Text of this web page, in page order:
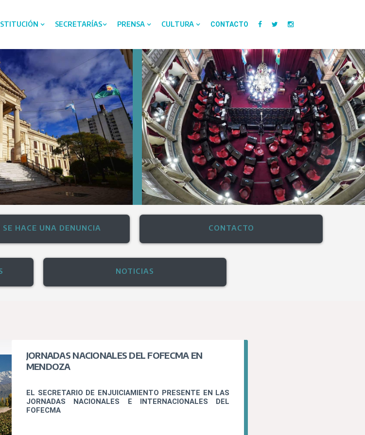
SECRETARÍAS PRENSA CULTURA CONTACTO
SE HACE UNA DENUNCIA CONTACTO
NOTICIAS
JORNADAS NACIONALES DEL FOFECMA EN
MENDOZA
EL SECRETARIO DE ENJUICIAMIENTO PRESENTE EN LAS
JORNADAS NACIONALES E INTERNACIONALES DEL
FOFECMA